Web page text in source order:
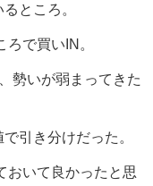
ところ。
で買いIN。
勢いが弱まってきた
引き分けだった。
おいて良かったと思